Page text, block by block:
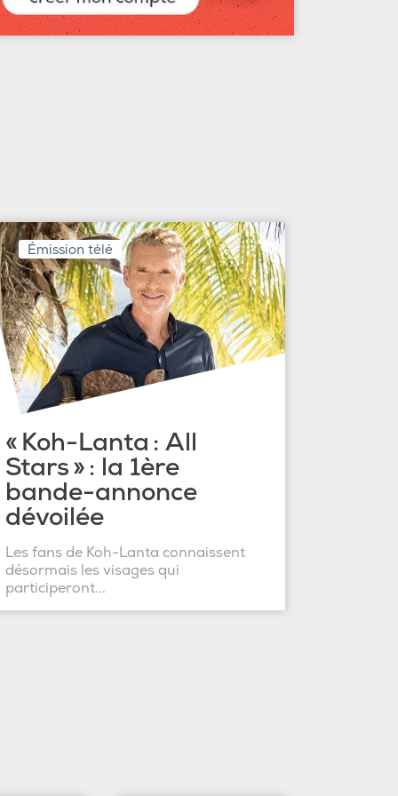
Émission télé
« Koh-Lanta : All
Stars » : la 1ère
bande-annonce
dévoilée
Les fans de Koh-Lanta connaissent
désormais les visages qui
participeront...